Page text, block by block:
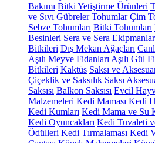
Bakımı Bitki Yetiştirme Ürünleri
ve Sıvı Gübreler Tohumlar Çim
Sebze Tohumları Bitki Tohumları
Besinleri Sera ve Sera
Bitkileri Dış Mekan Ağaçları
Aşılı Meyve Fidanları Aşılı Gül
Bitkileri Kaktüs Saksı ve
Çiçeklik ve Saksılık Saksı
Saksısı Balkon Saksısı Evcil
Malzemeleri Kedi Maması Kedi
Kedi Kumları Kedi Mama ve Su
Kedi Oyuncakları Kedi Tuvaleti
Ödülleri Kedi Tırmalaması Kedi